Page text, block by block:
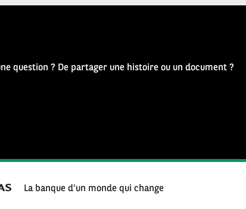
question ? De partager une histoire ou un document ?
La banque d'un monde qui change